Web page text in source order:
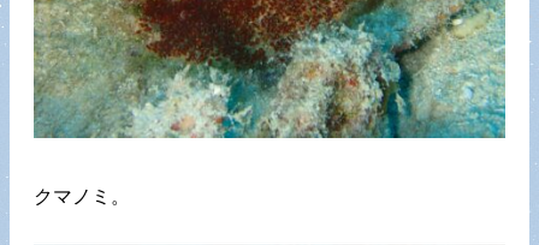
クマノミ。